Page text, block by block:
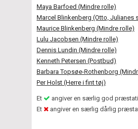
Maya Barfoed (Mindre rolle)
Marcel Blinkenberg (Otto, Julianes
Maurice Blinkenberg (Mindre rolle)
Lulu Jacobsen (Mindre rolle)
Dennis Lundin (Mindre rolle)
Kenneth Petersen (Postbud)
Barbara Topsøe-Rothenborg
Per Holst (Herre i fint tøj)
Et
angiver en særlig god
Et
angiver en særlig dårlig